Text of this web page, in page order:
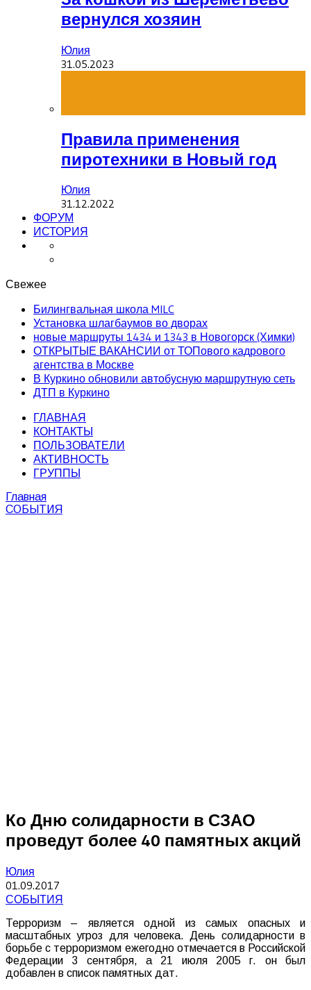
вернулся хозяин
Юлия
31.05.2023
Правила применения
пиротехники в Новый год
Юлия
31.12.2022
ФОРУМ
ИСТОРИЯ
Свежее
Билингвальная школа MILC
Установка шлагбаумов во дворах
новые маршруты 1434 и 1343 в Новогорск (Химки)
ОТКРЫТЫЕ ВАКАНСИИ от ТОПового кадрового
агентства в Москве
В Куркино обновили автобусную маршрутную сеть
ДТП в Куркино
ГЛАВНАЯ
КОНТАКТЫ
ПОЛЬЗОВАТЕЛИ
АКТИВНОСТЬ
ГРУППЫ
Главная
СОБЫТИЯ
Ко Дню солидарности в СЗАО
проведут более 40 памятных акций
Юлия
01.09.2017
СОБЫТИЯ
Терроризм – является одной из самых опасных и
масштабных угроз для человека. День солидарности в
борьбе с терроризмом ежегодно отмечается в Российской
Федерации 3 сентября, а 21 июля 2005 г. он был
добавлен в список памятных дат.